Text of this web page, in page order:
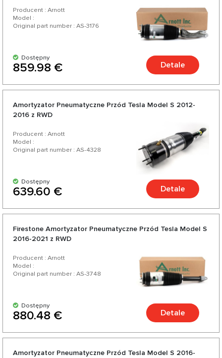
Producent : Arnott
Model :
Original part number : AS-3176
Dostępny
859.98 € Detale
Amortyzator Pneumatyczne Przód Tesla Model S 2012-
2016 z RWD
Producent : Arnott
Model :
Original part number : AS-4328
Dostępny
639.60 € Detale
Firestone Amortyzator Pneumatyczne Przód Tesla Model S
2016-2021 z RWD
Producent : Arnott
Model :
Original part number : AS-3748
Dostępny
880.48 € Detale
Amortyzator Pneumatyczne Przód Tesla Model S 2016-